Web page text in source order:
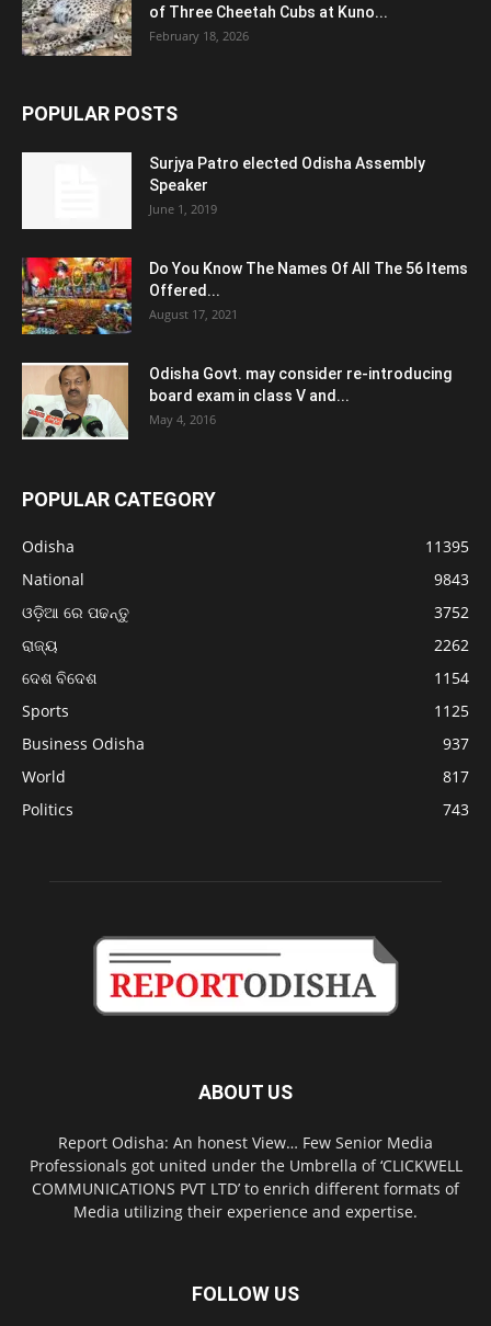
of Three Cheetah Cubs at Kuno...
February 18, 2026
POPULAR POSTS
Surjya Patro elected Odisha Assembly
Speaker
June 1, 2019
Do You Know The Names Of All The 56 Items
Offered...
August 17, 2021
Odisha Govt. may consider re-introducing
board exam in class V and...
May 4, 2016
POPULAR CATEGORY
Odisha
11395
National
9843
ଓଡ଼ିଆ ରେ ପଢନ୍ତୁ
3752
ରାଜ୍ୟ
2262
ଦେଶ ବିଦେଶ
1154
Sports
1125
Business Odisha
937
World
817
Politics
743
ABOUT US
Report Odisha: An honest View… Few Senior Media
Professionals got united under the Umbrella of ‘CLICKWELL
COMMUNICATIONS PVT LTD’ to enrich different formats of
Media utilizing their experience and expertise.
FOLLOW US